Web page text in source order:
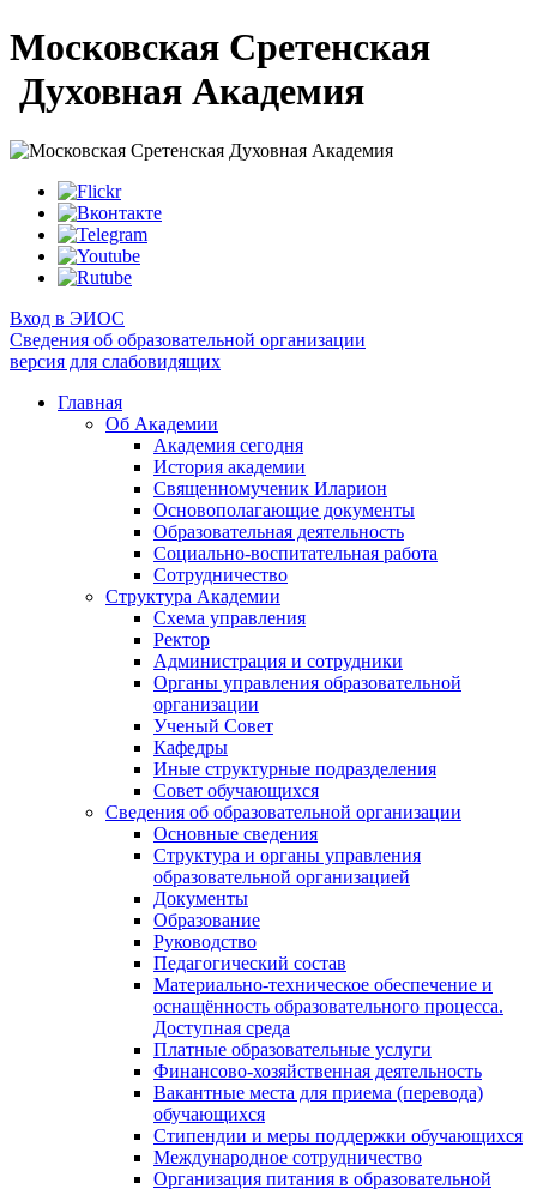
Московская Сретенская
Духовная Академия
Вход в ЭИОС
Сведения об образовательной организации
версия для слабовидящих
Главная
Об Академии
Академия сегодня
История академии
Священномученик Иларион
Основополагающие документы
Образовательная деятельность
Социально-воспитательная работа
Сотрудничество
Структура Академии
Схема управления
Ректор
Администрация и сотрудники
Органы управления образовательной
организации
Ученый Совет
Кафедры
Иные структурные подразделения
Совет обучающихся
Сведения об образовательной организации
Основные сведения
Структура и органы управления
образовательной организацией
Документы
Образование
Руководство
Педагогический состав
Материально-техническое обеспечение и
оснащённость образовательного процесса.
Доступная среда
Платные образовательные услуги
Финансово-хозяйственная деятельность
Вакантные места для приема (перевода)
обучающихся
Стипендии и меры поддержки обучающихся
Международное сотрудничество
Организация питания в образовательной